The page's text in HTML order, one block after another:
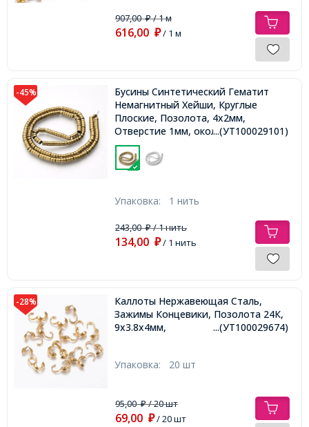
907,00₽/ 1 м
616,00 ₽/ 1 м
-45%
Бусины Синтетический Гематит
Немагнитный Хейши, Круглые
Плоские, Позолота, 4х2мм,
Отверстие 1мм, около 190шт/38см/
нить,
...(УТ100029101)
Упаковка: 1 нить
243,00₽/ 1 нить
134,00 ₽/ 1 нить
-28%
Каллоты Нержавеющая Сталь,
Зажимы Концевики, Позолота 24К,
9х3.8х4мм,
...(УТ100029674)
Упаковка: 20 шт
95,00₽/ 20 шт
69,00 ₽/ 20 шт